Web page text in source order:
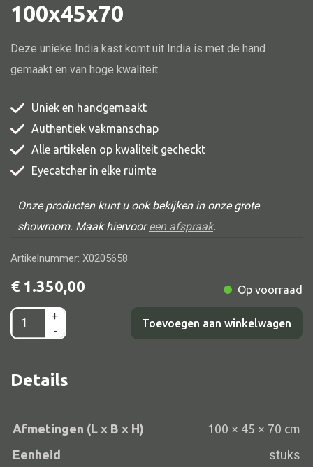
Alle stoelen
Fautteuil
Barstoel
Kinderstoel
Stoel overig
Alle banken
Bank gestoffeerd
100x45x70
Deze unieke India kast komt uit India is met de hand
gemaakt en van hoge kwaliteit
Uniek en handgemaakt
Authentiek vakmanschap
Alle artikelen op kwaliteit gecheckt
Eyecatcher in elke ruimte
Onze producten kunt u ook bekijken in onze grote
showroom. Maak hiervooreen afspraak.
Artikelnummer: X0205658
€ 1.350,00 Op voorraad
Deurkast
groen/roze
aantal
+
-
Toevoegen aan winkelwagen
Details
Afmetingen (L x B x H)
100 × 45 × 70 cm
Eenheid
stuks